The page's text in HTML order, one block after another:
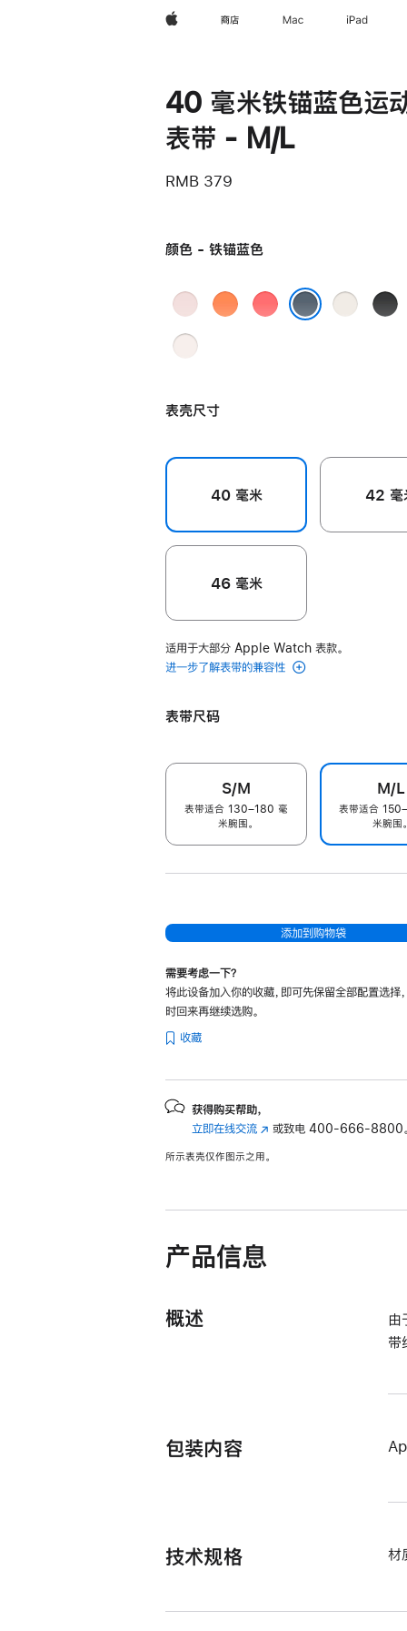
Apple 商店 Mac iPad
40 毫米铁锚蓝色运
表带 - M/L
RMB 379
颜色 - 铁锚蓝色
浅
色
柑
亮
星
黑
淡
色
表壳尺寸
40 毫米 42 毫
46 毫米
适用于大部分 Apple Watch 表款。
进一步了解表带的兼容性
表带尺码
S/M
表带适合 130–180 毫
米腕围。
M/L
表带适合
米腕围
添加到购物袋
需要考虑一下？
将此设备加入你的收藏，即可先保留全部配置选择
时回来再继续选购。
收藏
获得购买帮助，
立即在线交流 (在 或致电400-666-8800
所示表壳仅作图示之用。
产品信息
概述
由
带
包装内容
技术规格 材